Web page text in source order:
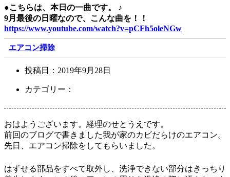
●こちらは、本日の一曲です。 ♪
9月最後の日曜なので、こんな曲を！！
https://www.youtube.com/watch?v=pCFh5oleNGw
エアコン掃除
投稿日： 2019年9月28日
カテゴリー：
おはようございます。経理のせとうえです。
前回のブログで書きました我が家のカビだらけのエアコン。
先日、エアコン掃除をしてもらいました。
はずせる部品をすべて取外し、洗浄できない部分はきっちり